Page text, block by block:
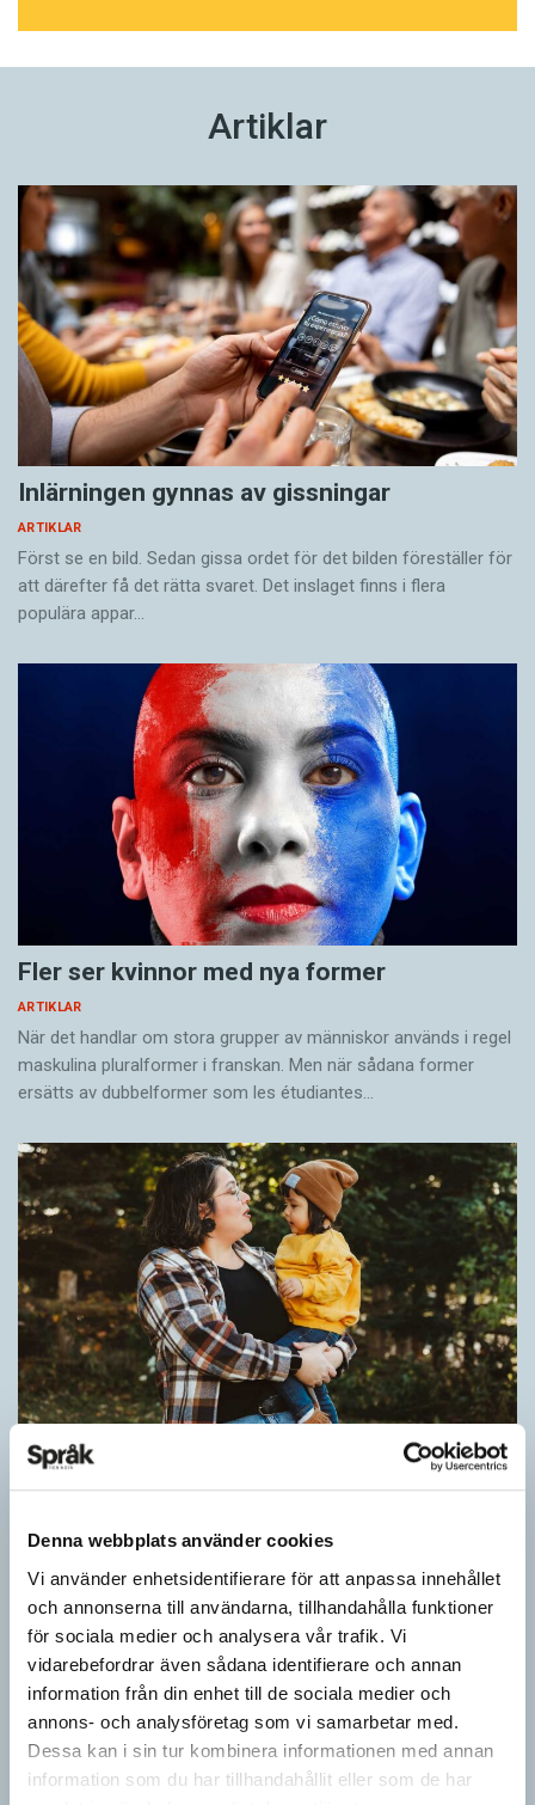
Denna webbplats använder cookies
Vi använder enhetsidentifierare för att anpassa innehållet
och annonserna till användarna, tillhandahålla funktioner
för sociala medier och analysera vår trafik. Vi
vidarebefordrar även sådana identifierare och annan
information från din enhet till de sociala medier och
annons- och analysföretag som vi samarbetar med.
Dessa kan i sin tur kombinera informationen med annan
information som du har tillhandahållit eller som de har
Artiklar
Inlärningen gynnas av gissningar
ARTIKLAR
Först se en bild. Sedan gissa ordet för det bilden föreställer för
att därefter få det rätta svaret. Det inslaget finns i flera
populära appar…
Fler ser kvinnor med nya former
ARTIKLAR
När det handlar om stora grupper av människor används i regel
maskulina pluralformer i franskan. Men när sådana ­former
ersätts av dubbel­former som les étudiantes…
Pronomen avslöjar vem som ska tala
meningsstruktur. Ändå har tvååringar lärt sig grunderna
i turtagning i samtal. Förmågan utvecklas ytterligare i takt med…